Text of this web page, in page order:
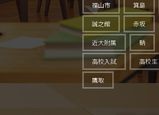
福山市 箕島
誠之館 赤坂
近大附属 鞆
高校入試 高校生
鷹取